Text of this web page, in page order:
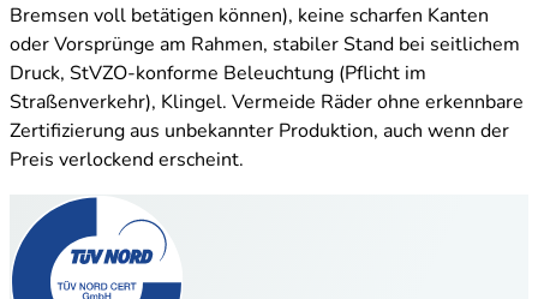
Bremsen voll betätigen können), keine scharfen Kanten
oder Vorsprünge am Rahmen, stabiler Stand bei seitlichem
Druck, StVZO-konforme Beleuchtung (Pflicht im
Straßenverkehr), Klingel. Vermeide Räder ohne erkennbare
Zertifizierung aus unbekannter Produktion, auch wenn der
Preis verlockend erscheint.